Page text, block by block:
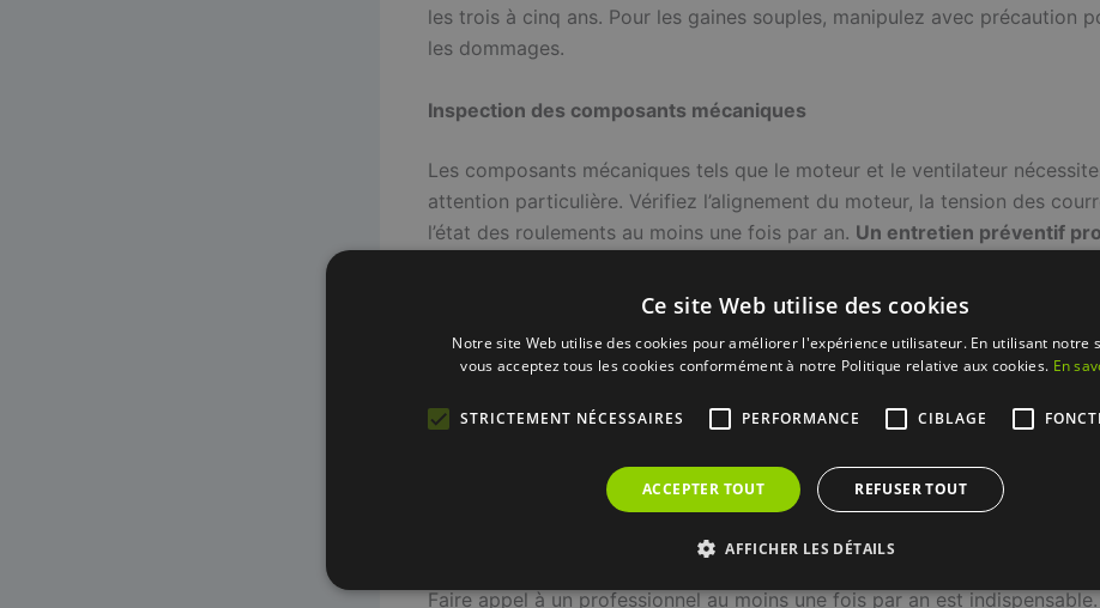
les trois à cinq ans. Pour les gaines souples, manipulez avec précaution
les dommages.
Inspection des composants mécaniques
Les composants mécaniques tels que le moteur et le ventilateur
attention particulière. Vérifiez l’alignement du moteur, la tension des
l’état des roulements au moins une fois par an. Un entretien préventif
pour assurer un air sain et un fonctionnement optimal. Un entretien
Entretien annuel par un professionnel
Faire appel à un professionnel au moins une fois par an est
Ce site Web utilise des cookies
Notre site Web utilise des cookies pour améliorer l'expérience utilisateur. En utilisant notre
vous acceptez tous les cookies conformément à notre Politique relative aux cookies. En
STRICTEMENT NÉCESSAIRES PERFORMANCE CIBLAGE
ACCEPTER TOUT REFUSER TOUT
AFFICHER LES DÉTAILS